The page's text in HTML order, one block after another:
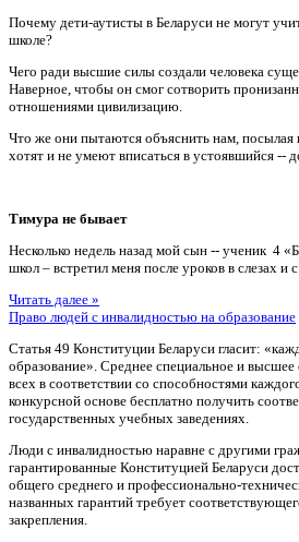
Почему дети-аутисты в Беларуси не могут
школе?
Чего ради высшие силы создали человека
Наверное, чтобы он смог сотворить
отношениями цивилизацию.
Что же они пытаются объяснить нам, посылая
хотят и не умеют вписаться в устоявшийся --
Тимура не бывает
Несколько недель назад мой сын -- ученик 4
школ – встретил меня после уроков в слезах
Читать далее »
Право людей с инвалидностью на образование
Статья 49 Конституции Беларуси гласит:
образование». Среднее специальное и
всех в соответствии со способностями
конкурсной основе бесплатно получить
государственных учебных заведениях.
Люди с инвалидностью наравне с другими
гарантированные Конституцией Беларуси
общего среднего и профессионально-
названных гарантий требует
закрепления.